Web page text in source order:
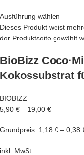
Ausführung wählen
Dieses Produkt weist
der Produktseite gewählt
BioBizz
Kokossubstrat
BIOBIZZ
5,90 € – 19,00 €
Grundpreis: 1,18 € – 0,38
inkl. MwSt.